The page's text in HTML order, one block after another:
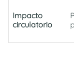
Impacto
circulatorio